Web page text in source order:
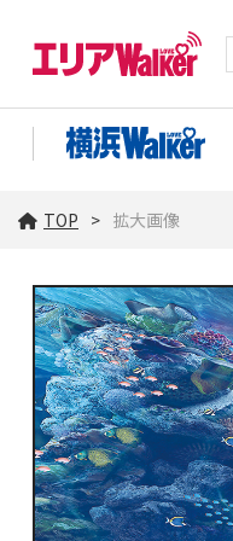
TOP 拡大画像